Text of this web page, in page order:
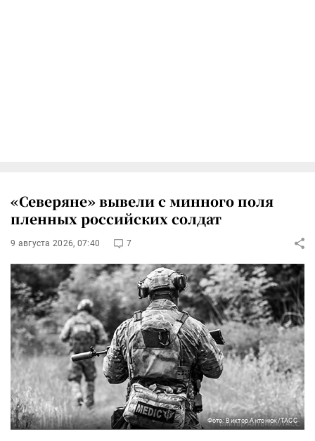
«Северяне» вывели с минного поля
пленных российских солдат
9 августа 2026, 07:40 7
Фото: Виктор Антонюк/ТАСС